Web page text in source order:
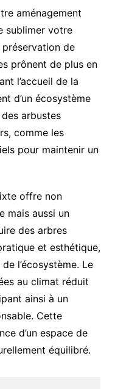
aménagement
sublimer votre
de
prônent de plus en
l’accueil de la
d’un écosystème
arbustes
comme les
pour maintenir un
offre non
mais aussi un
des arbres
et esthétique,
l’écosystème. Le
au climat réduit
ainsi à un
Cette
d’un espace de
équilibré.